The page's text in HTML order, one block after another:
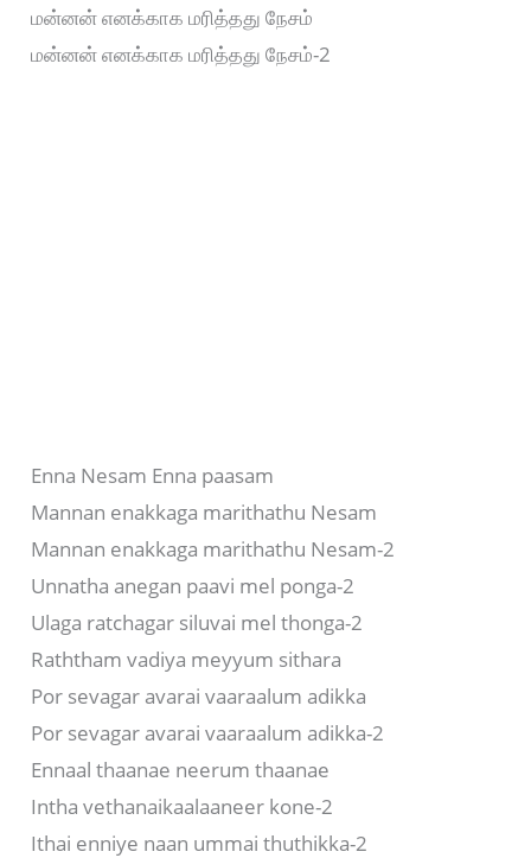
மன்னன் எனக்காக மரித்தது நேசம்
மன்னன் எனக்காக மரித்தது நேசம்-2
Enna Nesam Enna paasam
Mannan enakkaga marithathu Nesam
Mannan enakkaga marithathu Nesam-2
Unnatha anegan paavi mel ponga-2
Ulaga ratchagar siluvai mel thonga-2
Raththam vadiya meyyum sithara
Por sevagar avarai vaaraalum adikka
Por sevagar avarai vaaraalum adikka-2
Ennaal thaanae neerum thaanae
Intha vethanaikaalaaneer kone-2
Ithai enniye naan ummai thuthikka-2